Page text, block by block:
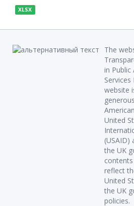
XLSX
The
in Public
Services
website
United
(USAID)
the UK
reflect
United
the UK
policies.